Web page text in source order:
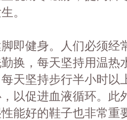
。
即健身。人们必须经
换，每天坚持用温热
天坚持步行半小时以
以促进血液循环。此
能好的鞋子也非常重